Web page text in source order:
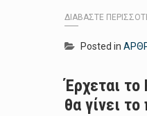
ΔΙΑΒΆΣΤΕ
Posted in
Έρχεται
θα γίνει